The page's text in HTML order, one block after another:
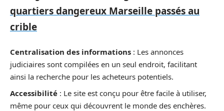
quartiers dangereux Marseille passés au
crible
Centralisation des informations : Les annonces
judiciaires sont compilées en un seul endroit, facilitant
ainsi la recherche pour les acheteurs potentiels.
Accessibilité : Le site est conçu pour être facile à utiliser,
même pour ceux qui découvrent le monde des enchères.